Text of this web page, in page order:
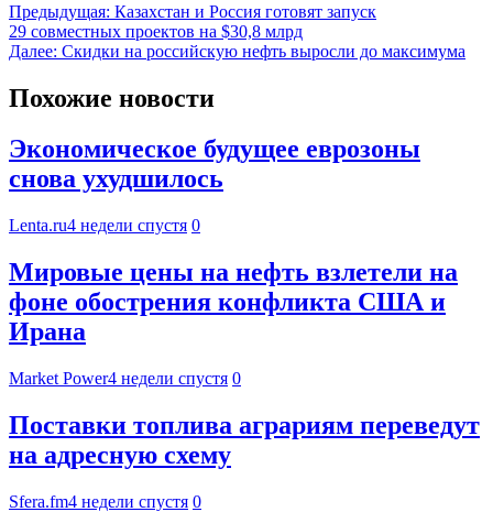
Предыдущая: Казахстан и Россия готовят запуск
29 совместных проектов на $30,8 млрд
Далее: Скидки на российскую нефть выросли до максимума
Похожие новости
Экономическое будущее еврозоны
снова ухудшилось
Lenta.ru4 недели спустя 0
Мировые цены на нефть взлетели на
фоне обострения конфликта США и
Ирана
Market Power4 недели спустя 0
Поставки топлива аграриям переведут
на адресную схему
Sfera.fm4 недели спустя 0